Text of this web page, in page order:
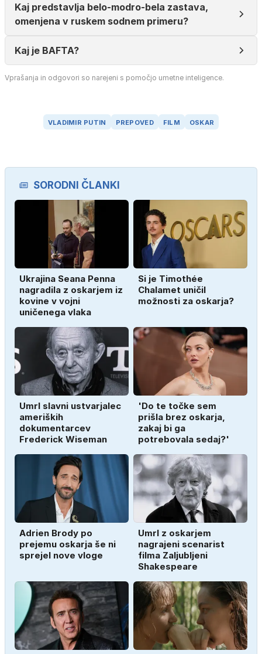
Kaj predstavlja belo-modro-bela zastava,
omenjena v ruskem sodnem primeru?
Kaj je BAFTA?
Vprašanja in odgovori so narejeni s pomočjo umetne inteligence.
VLADIMIR PUTIN PREPOVED FILM OSKAR
SORODNI ČLANKI
Ukrajina Seana Penna
nagradila z oskarjem iz
kovine v vojni
uničenega vlaka
Si je Timothée
Chalamet uničil
možnosti za oskarja?
Umrl slavni ustvarjalec
ameriških
dokumentarcev
Frederick Wiseman
'Do te točke sem
prišla brez oskarja,
zakaj bi ga
potrebovala sedaj?'
Adrien Brody po
prejemu oskarja še ni
sprejel nove vloge
Umrl z oskarjem
nagrajeni scenarist
filma Zaljubljeni
Shakespeare